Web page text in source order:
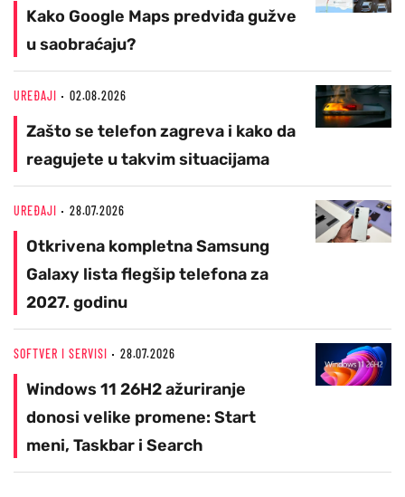
Kako Google Maps predviđa gužve
u saobraćaju?
UREĐAJI 02.08.2026
Zašto se telefon zagreva i kako da
reagujete u takvim situacijama
UREĐAJI 28.07.2026
Otkrivena kompletna Samsung
Galaxy lista flegšip telefona za
2027. godinu
SOFTVER I SERVISI 28.07.2026
Windows 11 26H2 ažuriranje
donosi velike promene: Start
meni, Taskbar i Search